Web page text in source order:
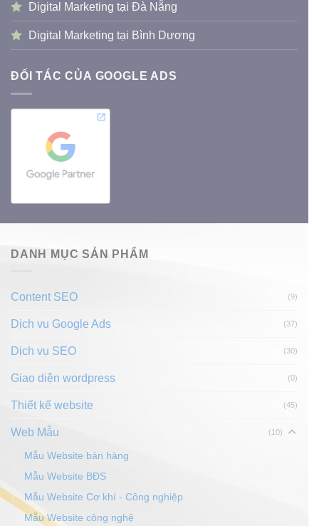
Digital Marketing tại Đà Nẵng
Digital Marketing tại Bình Dương
ĐỐI TÁC CỦA GOOGLE ADS
DANH MỤC SẢN PHẨM
Content SEO (9)
Dịch vụ Google Ads (37)
Dịch vụ SEO (30)
Giao diện wordpress (0)
Thiết kế website (45)
Web Mẫu (10)
Mẫu Website bán hàng
Mẫu Website BĐS
Mẫu Website Cơ khí - Công nghiệp
Mẫu Website công nghệ